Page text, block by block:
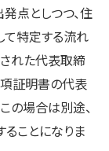
点としつつ、住
特定する流れ
れた代表取締
証明書の代表
の場合は別途、
ことになりま